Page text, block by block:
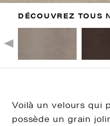
DÉCOUVREZ TOUS
Voilà un velours qui
possède un grain